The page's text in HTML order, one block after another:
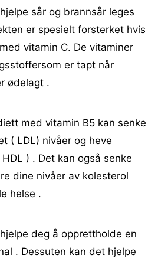
sår og brannsår leges
er spesielt forsterket hvis
vitamin C. De vitaminer
er tapt når
ødelagt .
med vitamin B5 kan senke
( LDL) nivåer og heve
) . Det kan også senke
dine nivåer av kolesterol
helse .
deg å opprettholde en
. Dessuten kan det hjelpe